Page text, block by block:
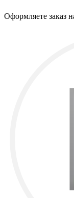
Оформляете заказ